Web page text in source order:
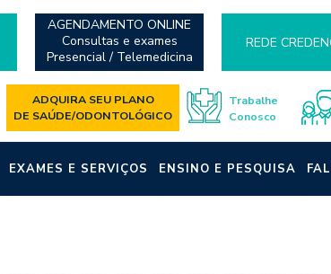
AGENDAMENTO ONLINE
Consultas e exames
Presencial / Telemedicina
REDE
ADQUIRA SEU PLANO
DE SAÚDE/ODONTOLÓGICO
Trabalhe
Conosco
EXAMES E SERVIÇOS ENSINO E PESQUISA